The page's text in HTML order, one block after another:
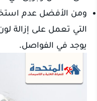
ومن الأفضل عدم
التي تعمل على إزالة
يوجد في الفواصل.